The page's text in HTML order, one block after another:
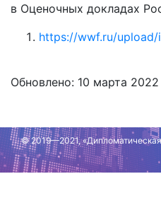
в Оценочных докладах
https://wwf.ru/
Обновлено: 10 марта 2022
© 2019—2021,